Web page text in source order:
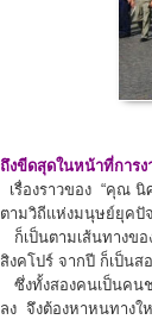
ถึงขีดสุดในหน้าที่การ
เรื่องราวของ “คุณ นิ
ตามวิถีแห่งมนุษย์ยุคปั
ก็เป็นตามเส้นทางข
สิงคโปร์ จากปี ก็เป็น
ซึ่งทั้งสองคนเป็นคน
ลง จึงต้องหาหนทางใ